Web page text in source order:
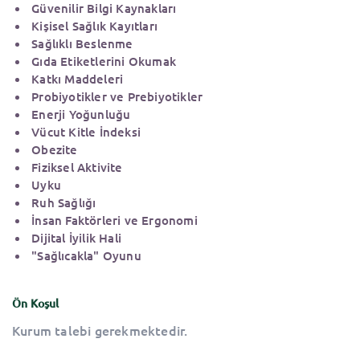
Güvenilir Bilgi Kaynakları
Kişisel Sağlık Kayıtları
Sağlıklı Beslenme
Gıda Etiketlerini Okumak
Katkı Maddeleri
Probiyotikler ve Prebiyotikler
Enerji Yoğunluğu
Vücut Kitle İndeksi
Obezite
Fiziksel Aktivite
Uyku
Ruh Sağlığı
İnsan Faktörleri ve Ergonomi
Dijital İyilik Hali
"Sağlıcakla" Oyunu
Ön Koşul
Kurum talebi gerekmektedir.